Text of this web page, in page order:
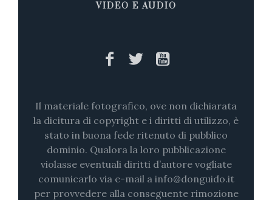
VIDEO E AUDIO
Il materiale fotografico, ove non dichiarata
la dicitura di copyright e i diritti di utilizzo, è
stato in buona fede ritenuto di pubblico
dominio. Qualora la loro pubblicazione
violasse eventuali diritti d’autore vogliate
comunicarlo via e-mail a info@donguido.it
per provvedere alla conseguente rimozione